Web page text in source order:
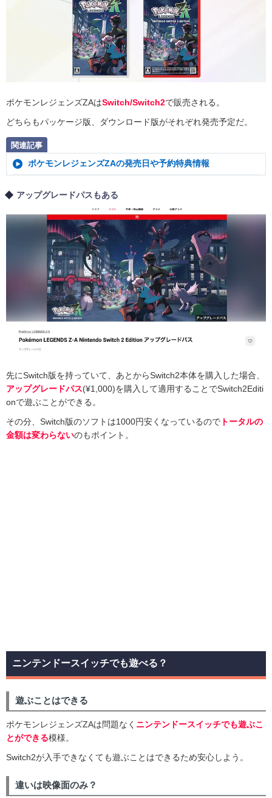
ポケモンレジェンズZAはSwitch/Switch2で販売される。
どちらもパッケージ版、ダウンロード版がそれぞれ発売予定だ。
関連記事
ポケモンレジェンズZAの発売日や予約特典情報
アップグレードパスもある
先にSwitch版を持っていて、あとからSwitch2本体を購入した場合、
アップグレードパス(¥1,000)を購入して適用することでSwitch2Editi
onで遊ぶことができる。
その分、Switch版のソフトは1000円安くなっているので トータルの
金額は変わらないのもポイント。
ニンテンドースイッチでも遊べる？
遊ぶことはできる
ポケモンレジェンズZAは問題なく ニンテンドースイッチでも遊ぶこ
とができる模様。
Switch2が入手できなくても遊ぶことはできるため安心しよう。
違いは映像面のみ？